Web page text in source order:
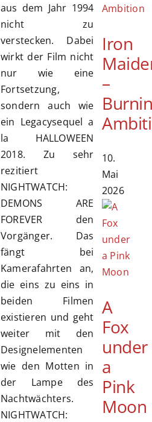
aus dem Jahr 1994
nicht zu
verstecken. Dabei
wirkt der Film nicht
nur wie eine
Fortsetzung,
sondern auch wie
ein Legacysequel a
la HALLOWEEN
2018. Zu sehr
rezitiert
NIGHTWATCH:
DEMONS ARE
FOREVER den
Vorgänger. Das
fängt bei
Kamerafahrten an,
die eins zu eins in
beiden Filmen
existieren und geht
weiter mit den
Designelementen
wie den Motten in
der Lampe des
Nachtwächters.
NIGHTWATCH:
Iron
–
10.
Mai
2026
A
Fox
under
a
Pink
Moon